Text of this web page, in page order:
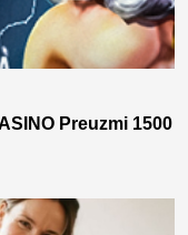
Preuzmi 1500